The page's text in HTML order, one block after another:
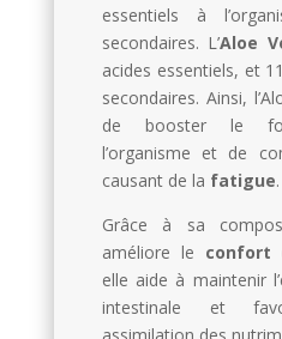
essentiels à
secondaires. L’Aloe
acides essentiels, et
secondaires. Ainsi,
de booster le
l’organisme et de
causant de la fatigue.
Grâce à sa
améliore le confort
elle aide à maintenir
intestinale et